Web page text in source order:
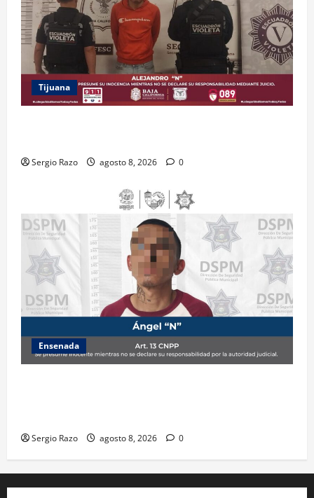
Tijuana
Sergio Razo agosto 8, 2026 0
Ensenada
Sergio Razo agosto 8, 2026 0